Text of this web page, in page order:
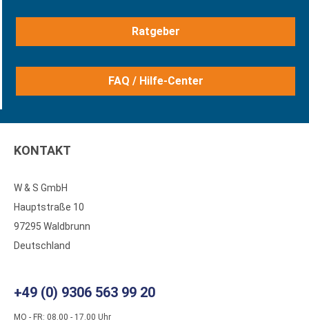
Ratgeber
FAQ / Hilfe-Center
KONTAKT
W & S GmbH
Hauptstraße 10
97295 Waldbrunn
Deutschland
+49 (0) 9306 563 99 20
MO - FR: 08.00 - 17.00 Uhr